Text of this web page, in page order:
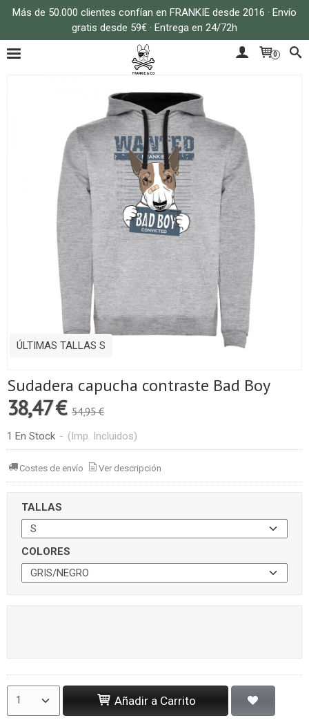
Más de 50.000 clientes confían en FRANKIE desde 2016 · Envío
gratis desde 59€ · Entrega en 24/72h
0
ÚLTIMAS TALLAS S
Sudadera capucha contraste Bad Boy
38,47 € 54,95 €
1 En Stock - (Imp. Incluidos)
Costes de envío Ver descripción
TALLAS
COLORES
Añadir a Carrito